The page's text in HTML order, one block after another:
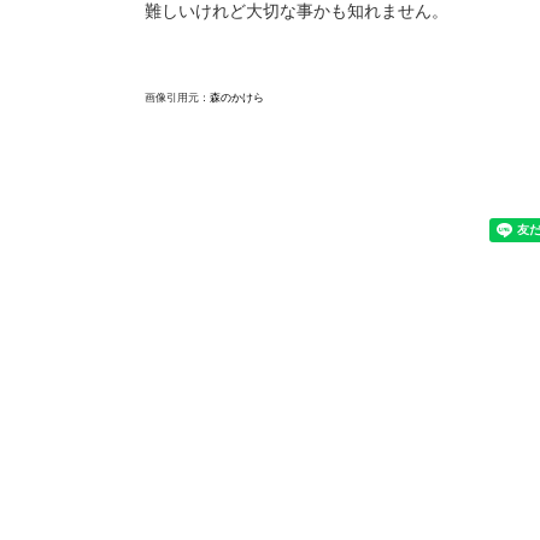
難しいけれど大切な事かも知れません。
画像引用元： 森のかけら